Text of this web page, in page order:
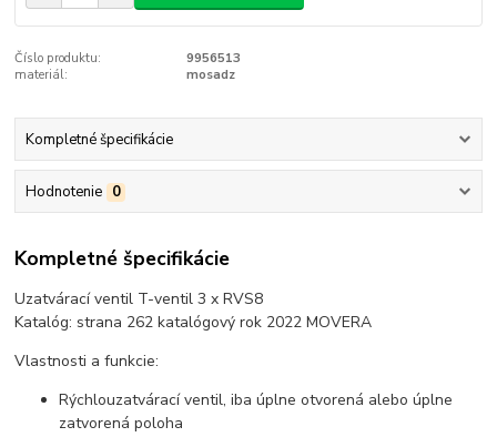
Číslo produktu:
9956513
materiál:
mosadz
Kompletné špecifikácie
Hodnotenie 0
Kompletné špecifikácie
Uzatvárací ventil T-ventil 3 x RVS8
Katalóg: strana 262 katalógový rok 2022 MOVERA
Vlastnosti a funkcie:
Rýchlouzatvárací ventil, iba úplne otvorená alebo úplne
zatvorená poloha